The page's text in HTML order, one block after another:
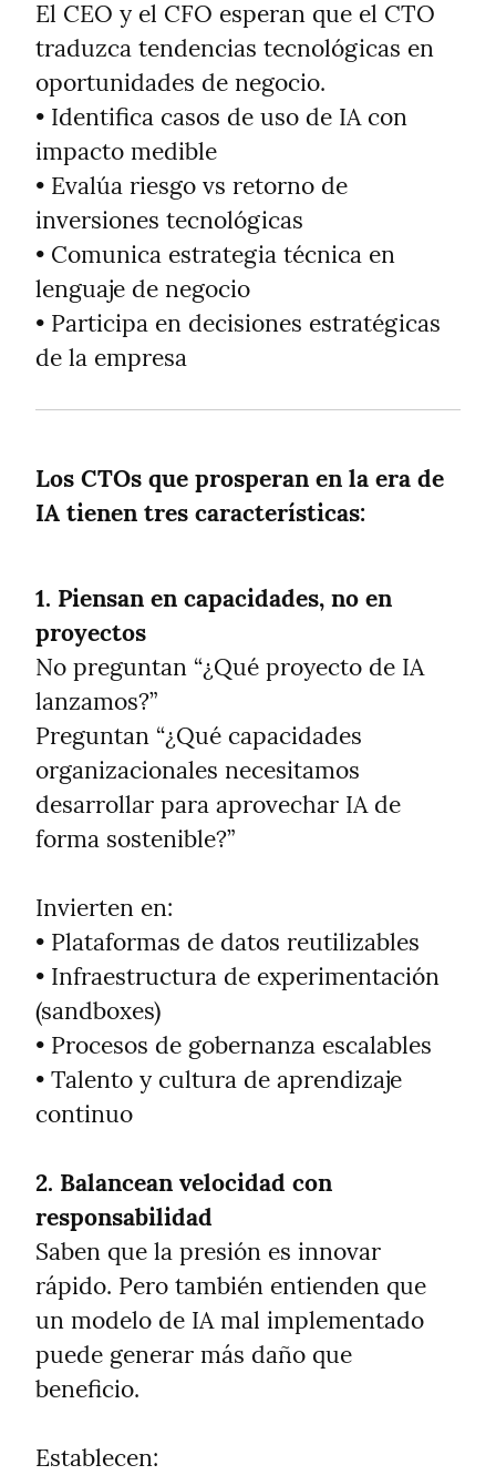
El CEO y el CFO esperan que el CTO
traduzca tendencias tecnológicas en
oportunidades de negocio.
• Identifica casos de uso de IA con
impacto medible
• Evalúa riesgo vs retorno de
inversiones tecnológicas
• Comunica estrategia técnica en
lenguaje de negocio
• Participa en decisiones estratégicas
de la empresa
Los CTOs que prosperan en la era de
IA tienen tres características:
1. Piensan en capacidades, no en
proyectos
No preguntan “¿Qué proyecto de IA
lanzamos?”
Preguntan “¿Qué capacidades
organizacionales necesitamos
desarrollar para aprovechar IA de
forma sostenible?”
Invierten en:
• Plataformas de datos reutilizables
• Infraestructura de experimentación
(sandboxes)
• Procesos de gobernanza escalables
• Talento y cultura de aprendizaje
continuo
2. Balancean velocidad con
responsabilidad
Saben que la presión es innovar
rápido. Pero también entienden que
un modelo de IA mal implementado
puede generar más daño que
beneficio.
Establecen: